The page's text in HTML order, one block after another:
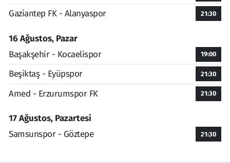
Gaziantep FK - Alanyaspor 21:30
16 Ağustos, Pazar
Başakşehir - Kocaelispor
19:00
Beşiktaş - Eyüpspor 21:30
Amed - Erzurumspor FK 21:30
17 Ağustos, Pazartesi
Samsunspor - Göztepe
21:30